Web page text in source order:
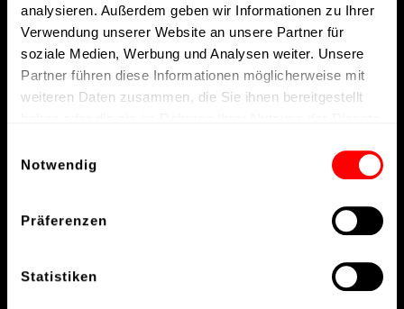
analysieren. Außerdem geben wir Informationen zu Ihrer
Verwendung unserer Website an unsere Partner für
soziale Medien, Werbung und Analysen weiter. Unsere
Partner führen diese Informationen möglicherweise mit
weiteren Daten zusammen, die Sie ihnen bereitgestellt
Notwendig
Präferenzen
Statistiken